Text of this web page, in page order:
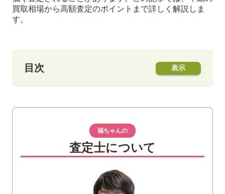
買取相場から高額査定のポイントまで詳しく解説しま
す。
目次
千總の訪問着や振袖の一般的な買取価格
状態や希少性によっては高額査定も
需要が高いものほど高値がつきやすい
千總とはどんなブランド？｜歴史・特徴を
福ちゃんの
査定士について